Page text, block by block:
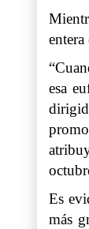
esa
Es
más